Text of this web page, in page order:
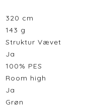
320 cm
143 g
Struktur Vævet
Ja
100% PES
Room high
Ja
Grøn